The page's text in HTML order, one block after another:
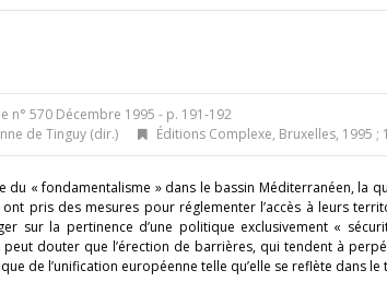
n° 570 Décembre 1995 - p. 191-192
de Tinguy (dir.)
Éditions Complexe, Bruxelles, 1995 ;
« fondamentalisme » dans le bassin Méditerranéen, la
pris des mesures pour réglementer l’accès à leurs
sur la pertinence d’une politique exclusivement «
douter que l’érection de barrières, qui tendent à
de l’unification européenne telle qu’elle se reflète dans